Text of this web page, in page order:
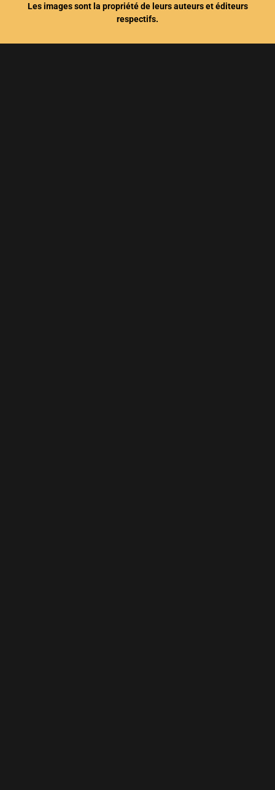
Les images sont la propriété de leurs auteurs et éditeurs
respectifs.